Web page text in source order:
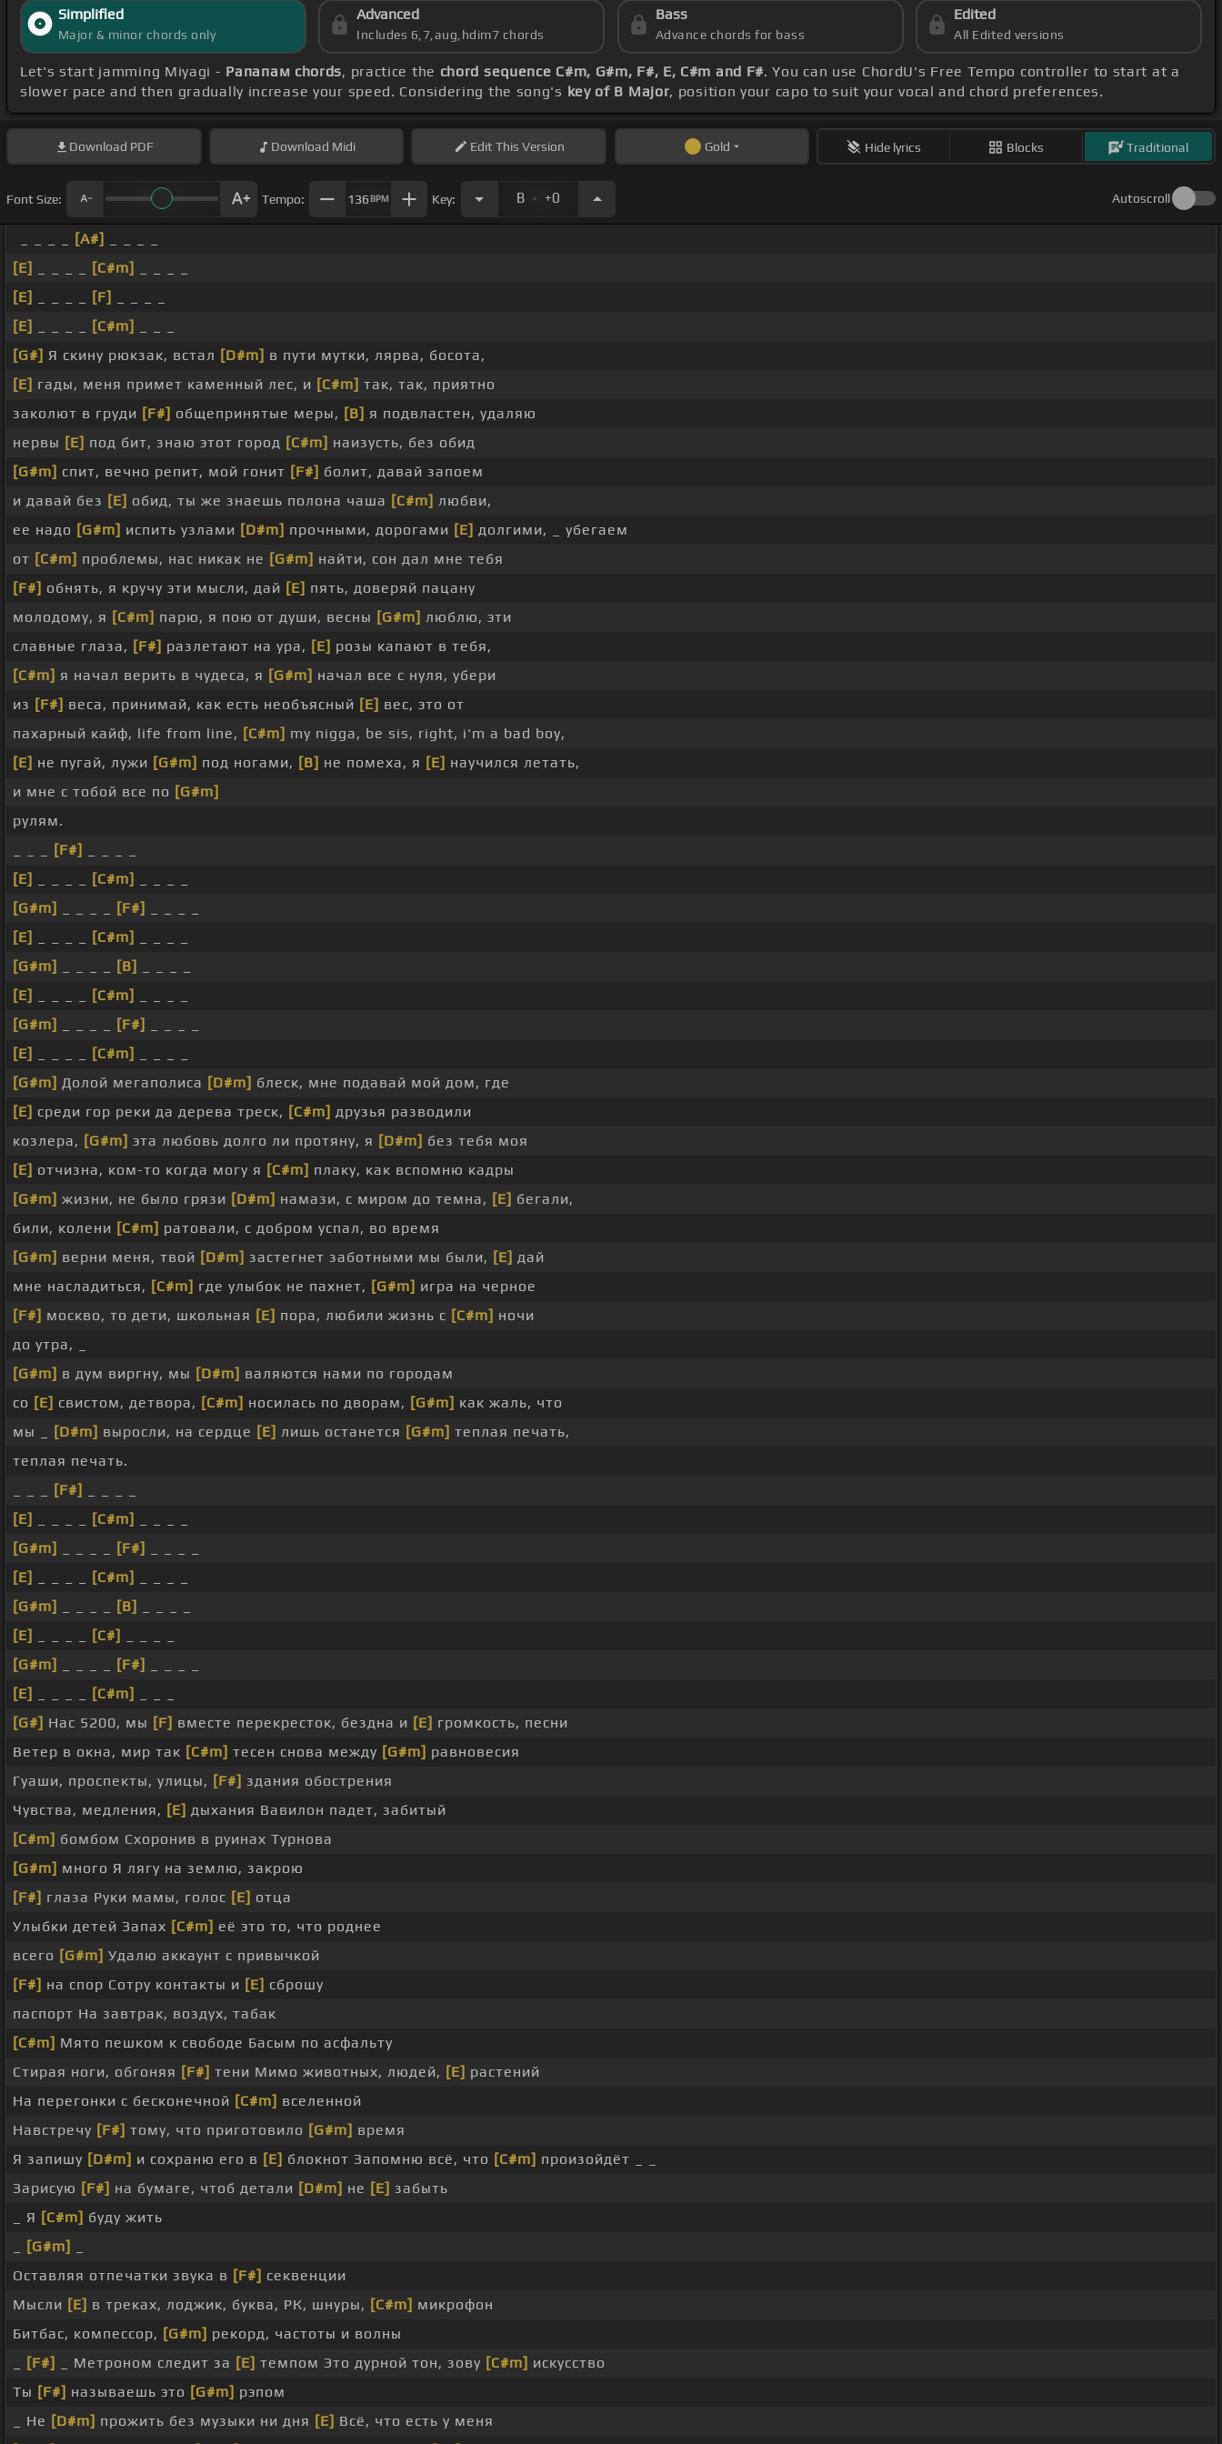
Simplified
Major & minor chords only
Advanced
Includes 6,7,aug,hdim7 chords
Bass
Advance chords for bass
Edited
All Edited versions
Let's start jamming Miyagi - Рапапам chords, practice the chord sequence C#m, G#m, F#, E, C#m and F#. You can use ChordU's Free Tempo controller to start at a
slower pace and then gradually increase your speed. Considering the song's key of B Major, position your capo to suit your vocal and chord preferences.
Download PDF Download Midi EditThis Version Gold Hide lyrics Blocks Traditional
Font Size: Tempo: 136 BPM Key: B . +0 Autoscroll
[A#]
[E]
[C#m]
[E]
[F]
[E]
[C#m]
[G#] Я скину рюкзак, встал [D#m] в пути мутки, лярва, босота,
[E] гады, меня примет каменный лес, и [C#m] так, так, приятно
заколют в груди [F#] общепринятые меры, [B] я подвластен, удаляю
нервы [E] под бит, знаю этот город [C#m] наизусть, без обид
[G#m] спит, вечно репит, мой гонит [F#] болит, давай запоем
и давай без [E] обид, ты же знаешь полона чаша [C#m] любви,
ее надо [G#m] испить узлами [D#m] прочными, дорогами [E] долгими, _ убегаем
от [C#m] проблемы, нас никак не [G#m] найти, сон дал мне тебя
[F#] обнять, я кручу эти мысли, дай [E] пять, доверяй пацану
молодому, я [C#m] парю, я пою от души, весны [G#m] люблю, эти
славные глаза, [F#] разлетают на ура, [E] розы капают в тебя,
[C#m] я начал верить в чудеса, я [G#m] начал все с нуля, убери
из [F#] веса, принимай, как есть необъясный [E] вес, это от
пахарный кайф, life from line, [C#m] my nigga, be sis, right, i'm a bad boy,
[E] не пугай, лужи [G#m] под ногами, [B] не помеха, я [E] научился летать,
и мне с тобой все по [G#m]
рулям.
[F#]
[E]
[C#m]
[G#m]
[F#]
[E]
[C#m]
[G#m]
[B]
[E]
[C#m]
[G#m]
[F#]
[E]
[C#m]
[G#m] Долой мегаполиса [D#m] блеск, мне подавай мой дом, где
[E] среди гор реки да дерева треск, [C#m] друзья разводили
козлера, [G#m] эта любовь долго ли протяну, я [D#m] без тебя моя
[E] отчизна, ком-то когда могу я [C#m] плаку, как вспомню кадры
[G#m] жизни, не было грязи [D#m] намази, с миром до темна, [E] бегали,
били, колени [C#m] ратовали, с добром успал, во время
[G#m] верни меня, твой [D#m] застегнет заботными мы были, [E] дай
мне насладиться, [C#m] где улыбок не пахнет, [G#m] игра на черное
[F#] москво, то дети, школьная [E] пора, любили жизнь с [C#m] ночи
до утра, _
[G#m] в дум виргну, мы [D#m] валяются нами по городам
со [E] свистом, детвора, [C#m] носилась по дворам, [G#m] как жаль, что
мы _
[D#m] выросли, на сердце [E] лишь останется [G#m] теплая печать,
теплая печать.
[F#]
[E]
[C#m]
[G#m]
[F#]
[E]
[C#m]
[G#m]
[B]
[E]
[C#]
[G#m]
[F#]
[E]
[C#m]
[G#] Нас 5200, мы [F] вместе перекресток, бездна и [E] громкость, песни
Ветер в окна, мир так [C#m] тесен снова между [G#m] равновесия
Гуаши, проспекты, улицы, [F#] здания обострения
Чувства, медления, [E] дыхания Вавилон падет, забитый
[C#m] бомбом Схоронив в руинах Турнова
[G#m] много Я лягу на землю, закрою
[F#] глаза Руки мамы, голос [E] отца
Улыбки детей Запах [C#m] её это то, что роднее
всего [G#m] Удалю аккаунт с привычкой
[F#] на спор Сотру контакты и [E] сброшу
паспорт На завтрак, воздух, табак
[C#m] Мято пешком к свободе Басым по асфальту
Стирая ноги, обгоняя [F#] тени Мимо животных, людей, [E] растений
На перегонки с бесконечной [C#m] вселенной
Навстречу [F#] тому, что приготовило [G#m] время
Я запишу [D#m] и сохраню его в [E] блокнот Запомню всё, что [C#m] произойдёт _ _
Зарисую [F#] на бумаге, чтоб детали [D#m] не [E] забыть
_ Я [C#m] буду жить
[G#m]
Оставляя отпечатки звука в [F#] секвенции
Мысли [E] в треках, лоджик, буква, РК, шнуры, [C#m] микрофон
Битбас, компессор, [G#m] рекорд, частоты и волны
[F#] _ Метроном следит за [E] темпом Это дурной тон, зову [C#m] искусство
Ты [F#] называешь это [G#m] рэпом
_ Не [D#m] прожить без музыки ни дня [E] Всё, что есть у меня